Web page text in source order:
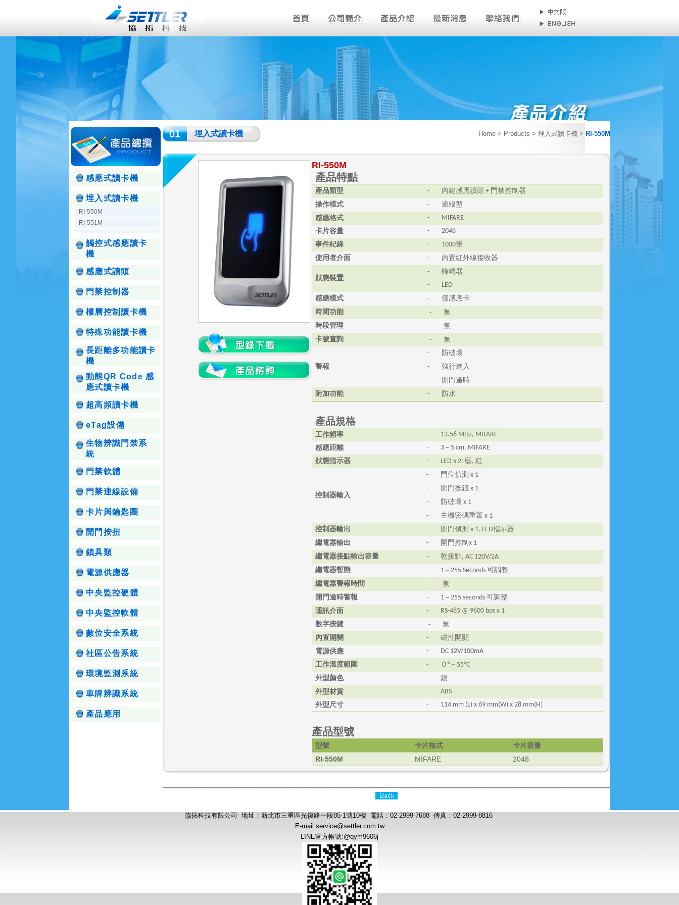
感應式讀卡機
埋入式讀卡機
RI-550M
RI-551M
觸控式感應讀卡
機
感應式讀頭
門禁控制器
樓層控制讀卡機
特殊功能讀卡機
長距離多功能讀卡
機
動態QR Code 感
應式讀卡機
超高頻讀卡機
eTag設備
生物辨識門禁系
統
門禁軟體
門禁連線設備
卡片與鑰匙圈
開門按扭
鎖具類
電源供應器
中央監控硬體
中央監控軟體
數位安全系統
社區公告系統
環境監測系統
車牌辨識系統
產品應用
01 埋入式讀卡機 Home > Products > 埋入式讀卡機 > RI-550M
RI-550M
產品特點
產品類型 - 內建感應讀頭 + 門禁控制器
操作模式
-
連線型
感應格式
-
MIFARE
卡片容量
-
2048
事件紀錄
- 1000筆
使用者介面
- 內置紅外線接收器
狀態裝置
-
蜂鳴器
-
LED
感應模式
-
僅感應卡
時間功能
- 無
時段管理 - 無
卡號查詢 - 無
警報
-
防破壞
-
強行進入
-
開門逾時
附加功能
- 防水
產品規格
工作頻率 -
13.56 MHz, MIFARE
感應距離
-
3 ~ 5 cm, MIFARE
狀態指示器 - LED x 2: 藍,紅
控制器輸入
- 門位偵測 x 1
-
開門按鈕 x 1
-
防破壞 x 1
-
主機密碼重置 x 1
控制器輸出
- 開門偵測 x 1, LED指示器
繼電器輸出
- 開門控制x 1
繼電器接點輸出容量
- 乾接點, AC 120V/2A
繼電器暫態
- 1 ~ 255 Seconds 可調整
繼電器警報時間
- 無
開門逾時警報 - 1 ~ 255 seconds 可調整
通訊介面
-
RS-485 @ 9600 bps x 1
數字按鍵
- 無
內置開關 -
磁性開關
電源供應
-
DC 12V/100mA
工作溫度範圍
- ０° ~ 55°C
外型顏色
-
銀
外型材質
-
ABS
外型尺寸
- 114 mm (L) x 69 mm(W) x 28 mm(H)
產品型號
型號 卡片格式
卡片容量
RI-550M
MIFARE 2048
協拓科技有限公司 地址：新北市三重區光復路一段85-1號10樓 電話：02-2999-7688 傳真：02-2999-8816
E-mail:service@settler.com.tw
LINE官方帳號:@qym9606j